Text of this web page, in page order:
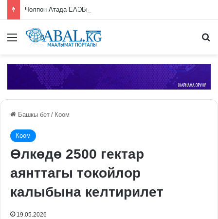
Меню
Башкы бет / Коом
Коом
Өлкөдө 2500 гектар
аянттагы токойлор
калыбына келтирилет
19.05.2026